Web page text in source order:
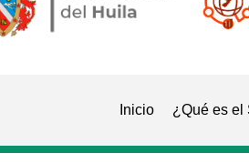
Inicio ¿Qué es el